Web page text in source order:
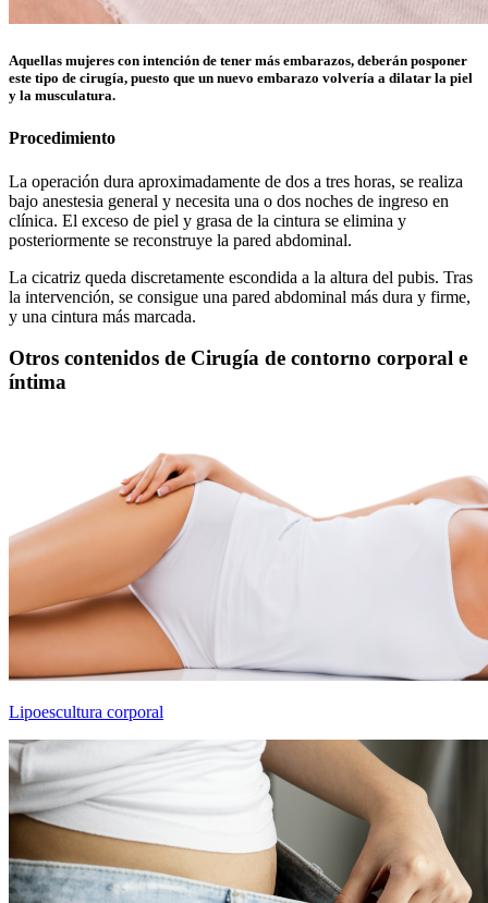
Aquellas mujeres con intención de tener más embarazos, deberán posponer
este tipo de cirugía, puesto que un nuevo embarazo volvería a dilatar la piel
y la musculatura.
Procedimiento
La operación dura aproximadamente de dos a tres horas, se realiza
bajo anestesia general y necesita una o dos noches de ingreso en
clínica. El exceso de piel y grasa de la cintura se elimina y
posteriormente se reconstruye la pared abdominal.
La cicatriz queda discretamente escondida a la altura del pubis. Tras
la intervención, se consigue una pared abdominal más dura y firme,
y una cintura más marcada.
Otros contenidos de Cirugía de contorno corporal e
íntima
Lipoescultura corporal